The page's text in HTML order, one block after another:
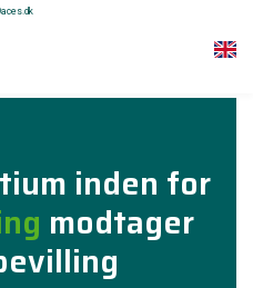
inden for
modtager